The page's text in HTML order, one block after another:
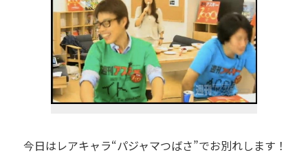
今日はレアキャラ“パジャマつばさ”でお別れします！